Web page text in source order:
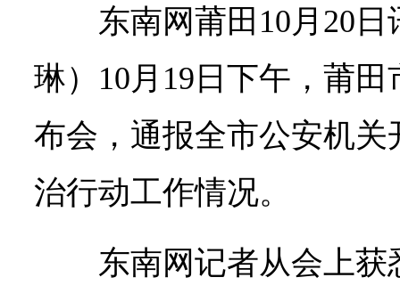
东南网莆田10月20
琳）10月19日下午，莆
布会，通报全市公安机
治行动工作情况。
东南网记者从会上获